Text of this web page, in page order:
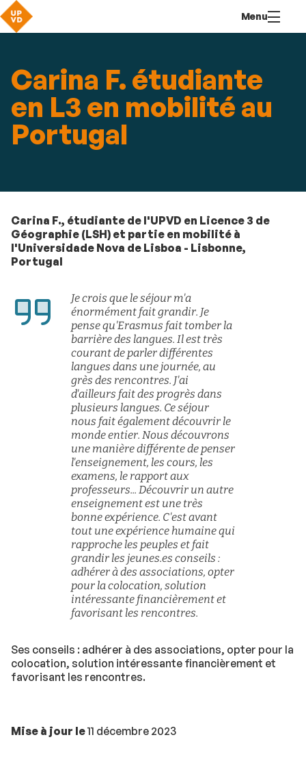
contenu
Menu
Carina F. étudiante
en L3 en mobilité au
Portugal
Carina F., étudiante de l'UPVD en Licence 3 de
Géographie (LSH) et partie en mobilité à
l'Universidade Nova de Lisboa - Lisbonne,
Portugal
Je crois que le séjour m'a
énormément fait grandir. Je
pense qu'Erasmus fait tomber la
barrière des langues. Il est très
courant de parler différentes
langues dans une journée, au
grès des rencontres. J'ai
d'ailleurs fait des progrès dans
plusieurs langues. Ce séjour
nous fait également découvrir le
monde entier. Nous découvrons
une manière différente de penser
l'enseignement, les cours, les
examens, le rapport aux
professeurs... Découvrir un autre
enseignement est une très
bonne expérience. C'est avant
tout une expérience humaine qui
rapproche les peuples et fait
grandir les jeunes.es conseils :
adhérer à des associations, opter
pour la colocation, solution
intéressante financièrement et
favorisant les rencontres.
Ses conseils : adhérer à des associations, opter pour la
colocation, solution intéressante financièrement et
favorisant les rencontres.
Mise à jour le11 décembre 2023